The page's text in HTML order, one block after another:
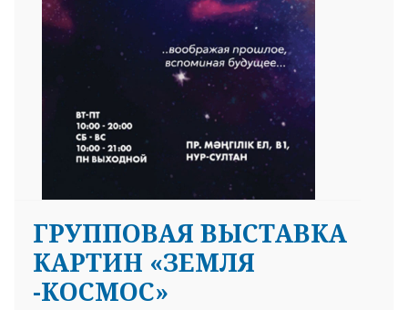
ГРУППОВАЯ ВЫСТАВКА
КАРТИН «ЗЕМЛЯ
-КОСМОС»